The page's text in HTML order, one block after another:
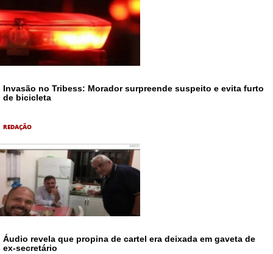
Invasão no Tribess: Morador surpreende suspeito e evita furto
de bicicleta
REDAÇÃO
Áudio revela que propina de cartel era deixada em gaveta de
ex-secretário